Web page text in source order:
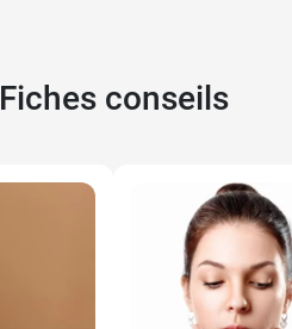
Fiches conseils